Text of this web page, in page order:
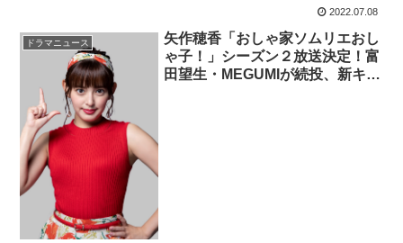
2022.07.08
ドラマニュース
矢作穂香「おしゃ家ソムリエおし
ゃ子！」シーズン２放送決定！富
田望生・MEGUMIが続投、新キャ